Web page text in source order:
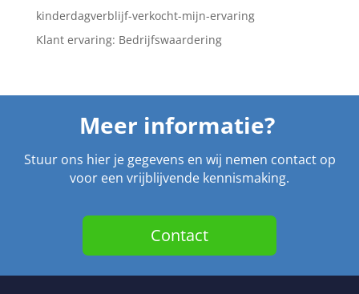
kinderdagverblijf-verkocht-mijn-ervaring
Klant ervaring: Bedrijfswaardering
Meer informatie?
Stuur ons hier je gegevens en wij nemen contact op
voor een vrijblijvende kennismaking.
Contact